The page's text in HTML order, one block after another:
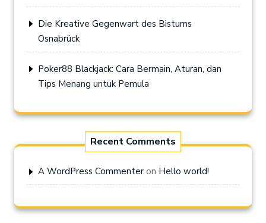
Die Kreative Gegenwart des Bistums
Osnabrück
Poker88 Blackjack: Cara Bermain, Aturan, dan
Tips Menang untuk Pemula
Recent Comments
A WordPress Commenter on Hello world!